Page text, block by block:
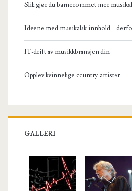
Slik gjør du barnerommet mer
Ideene med musikalsk innhold –
IT-drift av musikkbransjen din
Opplev kvinnelige country-artister
GALLERI